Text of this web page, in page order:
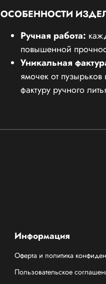
ОСОБЕННОСТИ
Ручная работа:
повышенной
Уникальная
ямочек от
фактуру ручного
Информация
Оферта и политика
Пользовательское